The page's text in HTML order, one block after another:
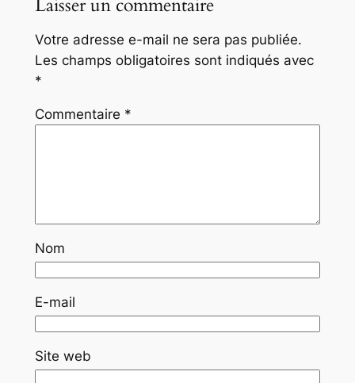
Laisser un commentaire
Votre adresse e-mail ne sera pas publiée.
Les champs obligatoires sont indiqués avec
*
Commentaire *
Nom
E-mail
Site web